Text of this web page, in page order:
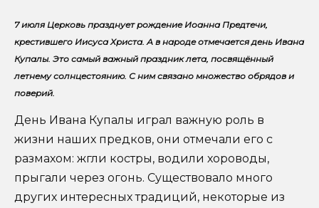
7 июля Церковь празднует рождение Иоанна Предтечи,
крестившего Иисуса Христа. А в народе отмечается день Ивана
Купалы. Это самый важный праздник лета, посвящённый
летнему солнцестоянию. С ним связано множество обрядов и
поверий.
День Ивана Купалы играл важную роль в
жизни наших предков, они отмечали его с
размахом: жгли костры, водили хороводы,
прыгали через огонь. Существовало много
других интересных традиций, некоторые из